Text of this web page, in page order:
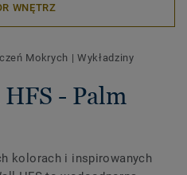
WNĘTRZ
Mokrych | Wykładziny
- Palm
kolorach i inspirowanych